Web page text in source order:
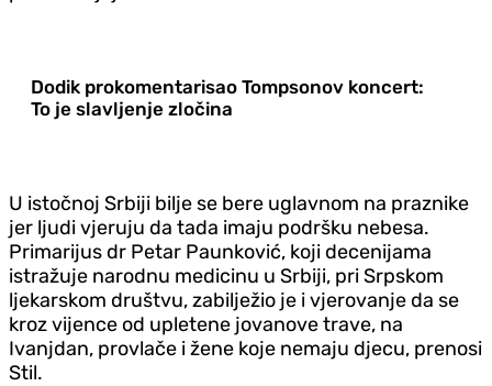
Dodik prokomentarisao Tompsonov koncert:
To je slavljenje zločina
U istočnoj Srbiji bilje se bere uglavnom na praznike
jer ljudi vjeruju da tada imaju podršku nebesa.
Primarijus dr Petar Paunković, koji decenijama
istražuje narodnu medicinu u Srbiji, pri Srpskom
ljekarskom društvu, zabilježio je i vjerovanje da se
kroz vijence od upletene jovanove trave, na
Ivanjdan, provlače i žene koje nemaju djecu, prenosi
Stil.